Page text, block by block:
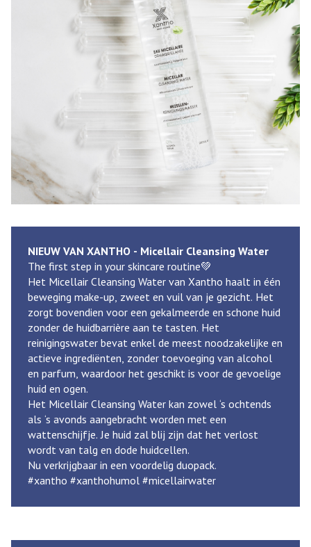
NIEUW VAN XANTHO - Micellair Cleansing Water
The first step in your skincare routine💚
Het Micellair Cleansing Water van Xantho haalt in één
beweging make-up, zweet en vuil van je gezicht. Het
zorgt bovendien voor een gekalmeerde en schone huid
zonder de huidbarrière aan te tasten. Het
reinigingswater bevat enkel de meest noodzakelijke en
actieve ingrediënten, zonder toevoeging van alcohol
en parfum, waardoor het geschikt is voor de gevoelige
huid en ogen.
Het Micellair Cleansing Water kan zowel ‘s ochtends
als ‘s avonds aangebracht worden met een
wattenschijfje. Je huid zal blij zijn dat het verlost
wordt van talg en dode huidcellen.
Nu verkrijgbaar in een voordelig duopack.
#xantho #xanthohumol #micellairwater